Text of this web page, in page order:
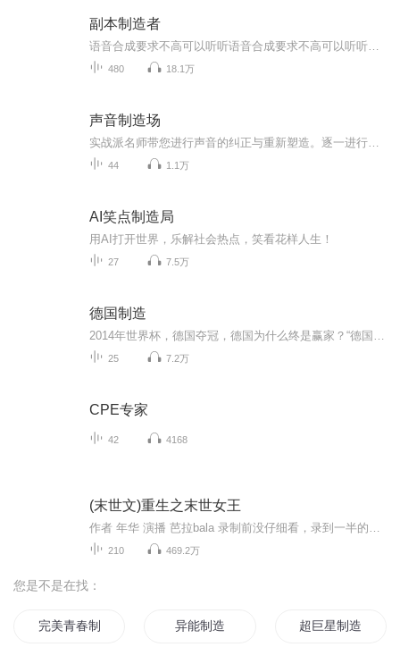
副本制造者
480 18.1万
声音制造场
44 1.1万
AI笑点制造局
用AI打开世界，乐解社会热点，笑看花样人生！
27 7.5万
德国制造
25 7.2万
CPE专家
42 4168
(末世文)重生之末世女王
210 469.2万
您是不是在找：
完美青春制造者 异能制造 超巨星制造者